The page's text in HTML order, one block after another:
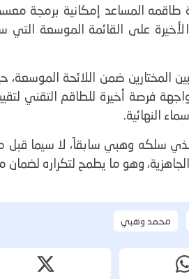
المساعد إمكانية برمجة
على القائمة الموسعة التي
المختارين ضمن اللائحة
فرصة أخيرة للطاقم التقني
النهائية.
وهو ما يطمح لتكراره
محمد وهبي